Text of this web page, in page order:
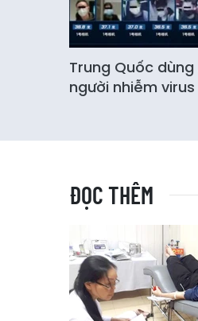
Trung Quốc
người nhiễm
ĐỌC THÊM